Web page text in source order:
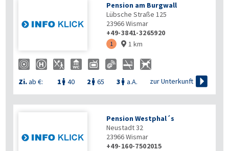
Pension am Burgwall
Lübsche Straße 125
23966Wismar
+49-3841-3265920
1  1 km
Zi.ab €: 1  40 2  65 3  a.A. zur Unterkunft 
Pension Westphal´s
Neustadt 32
23966Wismar
+49-160-7502015